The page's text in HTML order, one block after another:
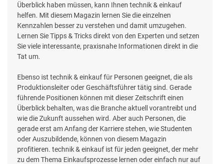
Überblick haben müssen, kann Ihnen technik & einkauf
helfen. Mit diesem Magazin lernen Sie die einzelnen
Kennzahlen besser zu verstehen und damit umzugehen.
Lernen Sie Tipps & Tricks direkt von den Experten und setzen
Sie viele interessante, praxisnahe Informationen direkt in die
Tat um.
Ebenso ist technik & einkauf für Personen geeignet, die als
Produktionsleiter oder Geschäftsführer tätig sind. Gerade
führende Positionen können mit dieser Zeitschrift einen
Überblick behalten, was die Branche aktuell vorantreibt und
wie die Zukunft aussehen wird. Aber auch Personen, die
gerade erst am Anfang der Karriere stehen, wie Studenten
oder Auszubildende, können von diesem Magazin
profitieren. technik & einkauf ist für jeden geeignet, der mehr
zu dem Thema Einkaufsprozesse lernen oder einfach nur auf